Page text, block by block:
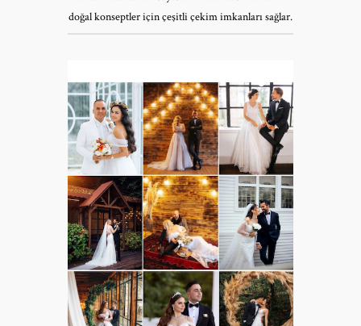
doğal konseptler için çeşitli çekim imkanları sağlar.